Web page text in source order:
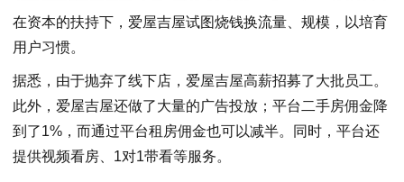
在资本的扶持下，爱屋吉屋试图烧钱换流量、规模，以培育
用户习惯。
据悉，由于抛弃了线下店，爱屋吉屋高薪招募了大批员工。
此外，爱屋吉屋还做了大量的广告投放；平台二手房佣金降
到了1%，而通过平台租房佣金也可以减半。同时，平台还
提供视频看房、1对1带看等服务。